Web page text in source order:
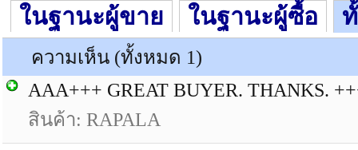
ในฐานะผู้ขาย ในฐานะผู้ซื้อ
ความเห็น (ทั้งหมด 1)
AAA+++ GREAT BUYER. THANKS.
สินค้า: RAPALA